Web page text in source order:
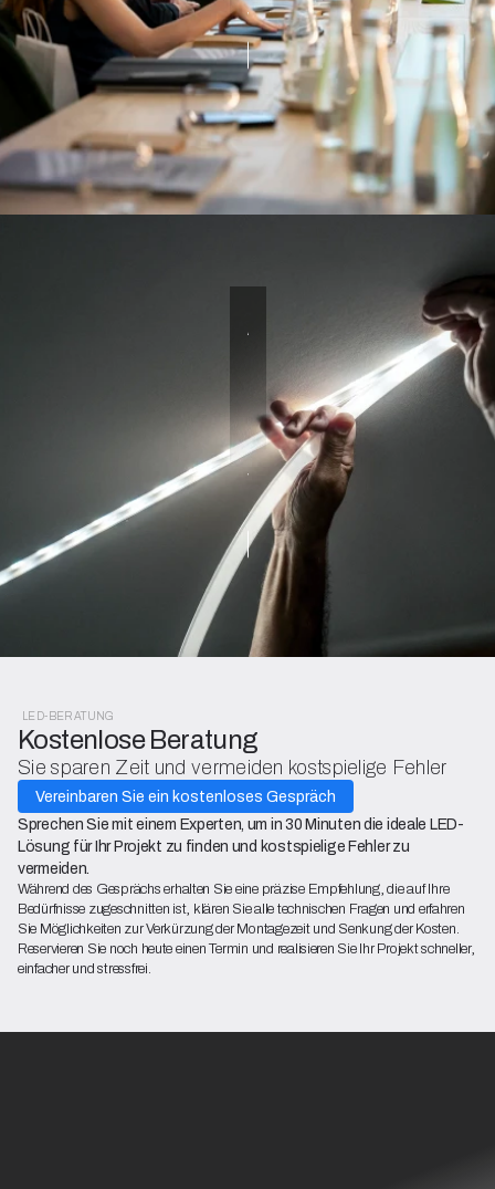
Workshops
Erfahren Sie mehr →
ANGEBOT
Nutzen
Sie
die
Dienstleistungen
von
Bergmen
Entdecken Sie unsere
LED-BERATUNG
Kostenlose Beratung
Sie sparen Zeit und vermeiden kostspielige Fehler
Vereinbaren Sie ein kostenloses Gespräch
Sprechen Sie mit einem Experten, um in 30 Minuten die ideale LED-
Lösung für Ihr Projekt zu finden und kostspielige Fehler zu
vermeiden.
Während des Gesprächs erhalten Sie eine präzise Empfehlung, die auf Ihre
Bedürfnisse zugeschnitten ist, klären Sie alle technischen Fragen und erfahren
Sie Möglichkeiten zur Verkürzung der Montagezeit und Senkung der Kosten.
Reservieren Sie noch heute einen Termin und realisieren Sie Ihr Projekt schneller,
einfacher und stressfrei.